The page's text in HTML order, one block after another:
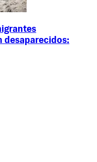
desaparecidos: